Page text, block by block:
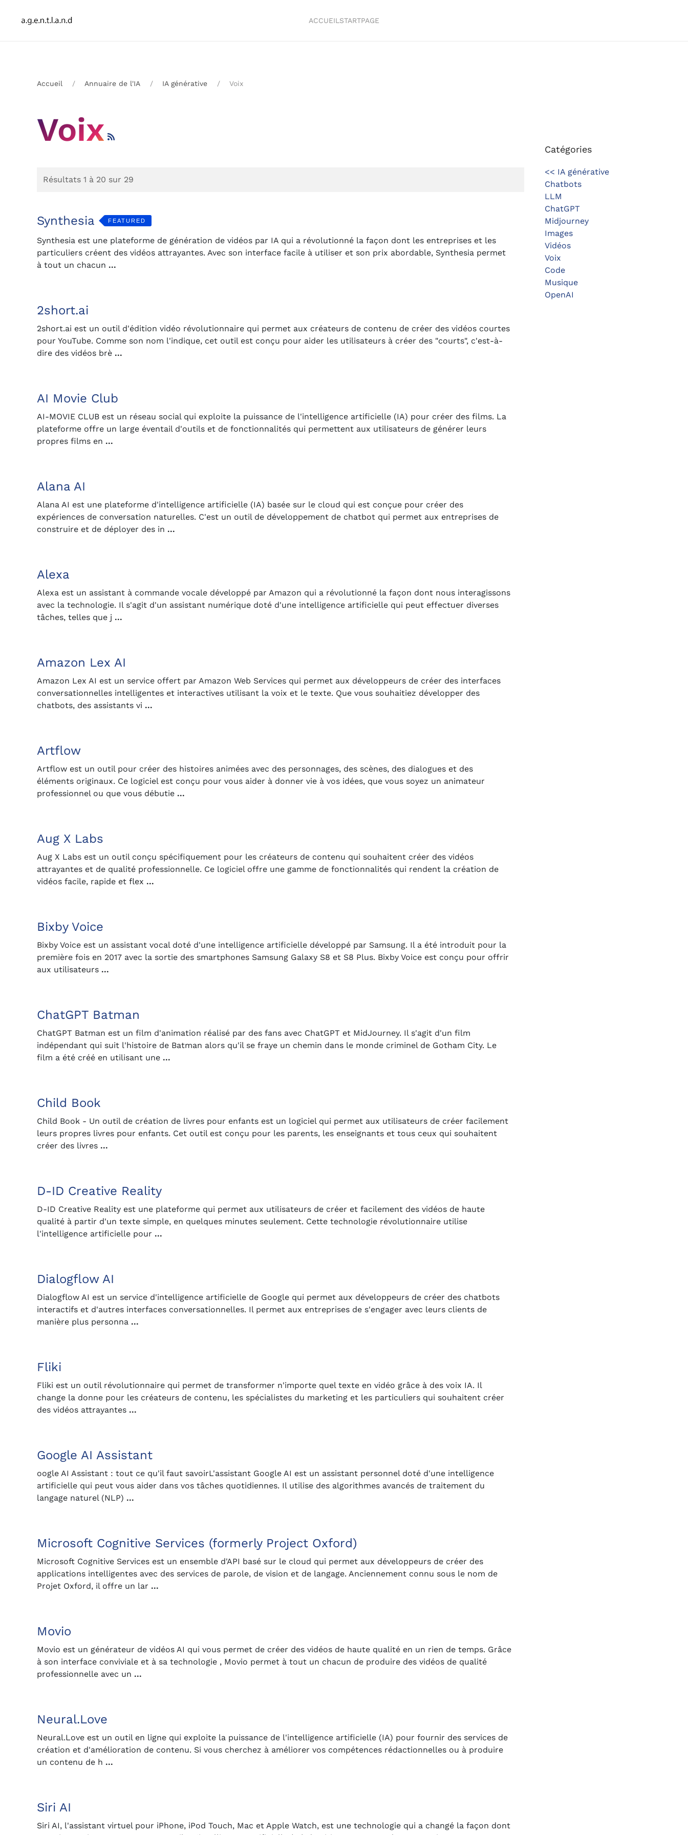
ACCUEIL STARTPAGE
Accueil Annuaire de l'IA IA générative Voix
Voix
Résultats 1 à 20 sur 29
Synthesia FEATURED
Synthesia est une plateforme de génération de vidéos par IA qui a révolutionné la façon dont les entreprises et les
particuliers créent des vidéos attrayantes. Avec son interface facile à utiliser et son prix abordable, Synthesia permet
à tout un chacun ...
2short.ai
2short.ai est un outil d'édition vidéo révolutionnaire qui permet aux créateurs de contenu de créer des vidéos courtes
pour YouTube. Comme son nom l'indique, cet outil est conçu pour aider les utilisateurs à créer des "courts", c'est-à-
dire des vidéos brè ...
AI Movie Club
AI-MOVIE CLUB est un réseau social qui exploite la puissance de l'intelligence artificielle (IA) pour créer des films. La
plateforme offre un large éventail d'outils et de fonctionnalités qui permettent aux utilisateurs de générer leurs
propres films en ...
Alana AI
Alana AI est une plateforme d'intelligence artificielle (IA) basée sur le cloud qui est conçue pour créer des
expériences de conversation naturelles. C'est un outil de développement de chatbot qui permet aux entreprises de
construire et de déployer des in ...
Alexa
Alexa est un assistant à commande vocale développé par Amazon qui a révolutionné la façon dont nous interagissons
avec la technologie. Il s'agit d'un assistant numérique doté d'une intelligence artificielle qui peut effectuer diverses
tâches, telles que j ...
Amazon Lex AI
Amazon Lex AI est un service offert par Amazon Web Services qui permet aux développeurs de créer des interfaces
conversationnelles intelligentes et interactives utilisant la voix et le texte. Que vous souhaitiez développer des
chatbots, des assistants vi ...
Artflow
Artflow est un outil pour créer des histoires animées avec des personnages, des scènes, des dialogues et des
éléments originaux. Ce logiciel est conçu pour vous aider à donner vie à vos idées, que vous soyez un animateur
professionnel ou que vous débutie ...
Aug X Labs
Aug X Labs est un outil conçu spécifiquement pour les créateurs de contenu qui souhaitent créer des vidéos
attrayantes et de qualité professionnelle. Ce logiciel offre une gamme de fonctionnalités qui rendent la création de
vidéos facile, rapide et flex ...
Bixby Voice
Bixby Voice est un assistant vocal doté d'une intelligence artificielle développé par Samsung. Il a été introduit pour la
première fois en 2017 avec la sortie des smartphones Samsung Galaxy S8 et S8 Plus. Bixby Voice est conçu pour offrir
aux utilisateurs ...
ChatGPT Batman
ChatGPT Batman est un film d'animation réalisé par des fans avec ChatGPT et MidJourney. Il s'agit d'un film
indépendant qui suit l'histoire de Batman alors qu'il se fraye un chemin dans le monde criminel de Gotham City. Le
film a été créé en utilisant une ...
Child Book
Child Book - Un outil de création de livres pour enfants est un logiciel qui permet aux utilisateurs de créer facilement
leurs propres livres pour enfants. Cet outil est conçu pour les parents, les enseignants et tous ceux qui souhaitent
créer des livres ...
D-ID Creative Reality
D-ID Creative Reality est une plateforme qui permet aux utilisateurs de créer et facilement des vidéos de haute
qualité à partir d'un texte simple, en quelques minutes seulement. Cette technologie révolutionnaire utilise
l'intelligence artificielle pour ...
Dialogflow AI
Dialogflow AI est un service d'intelligence artificielle de Google qui permet aux développeurs de créer des chatbots
interactifs et d'autres interfaces conversationnelles. Il permet aux entreprises de s'engager avec leurs clients de
manière plus personna ...
Fliki
Fliki est un outil révolutionnaire qui permet de transformer n'importe quel texte en vidéo grâce à des voix IA. Il
change la donne pour les créateurs de contenu, les spécialistes du marketing et les particuliers qui souhaitent créer
des vidéos attrayantes ...
Google AI Assistant
oogle AI Assistant : tout ce qu'il faut savoirL'assistant Google AI est un assistant personnel doté d'une intelligence
artificielle qui peut vous aider dans vos tâches quotidiennes. Il utilise des algorithmes avancés de traitement du
langage naturel (NLP) ...
Microsoft Cognitive Services (formerly Project Oxford)
Microsoft Cognitive Services est un ensemble d'API basé sur le cloud qui permet aux développeurs de créer des
applications intelligentes avec des services de parole, de vision et de langage. Anciennement connu sous le nom de
Projet Oxford, il offre un lar ...
Movio
Movio est un générateur de vidéos AI qui vous permet de créer des vidéos de haute qualité en un rien de temps. Grâce
à son interface conviviale et à sa technologie , Movio permet à tout un chacun de produire des vidéos de qualité
professionnelle avec un ...
Neural.Love
Neural.Love est un outil en ligne qui exploite la puissance de l'intelligence artificielle (IA) pour fournir des services de
création et d'amélioration de contenu. Si vous cherchez à améliorer vos compétences rédactionnelles ou à produire
un contenu de h ...
Siri AI
Siri AI, l'assistant virtuel pour iPhone, iPod Touch, Mac et Apple Watch, est une technologie qui a changé la façon dont
Catégories
<< IA générative
Chatbots
LLM
ChatGPT
Midjourney
Images
Vidéos
Voix
Code
Musique
OpenAI